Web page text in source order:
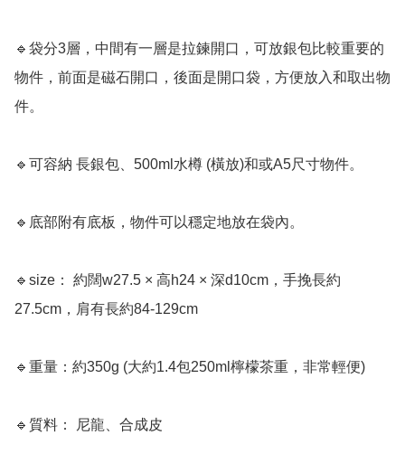
🔹袋分3層，中間有一層是拉鍊開口，可放銀包比較重要的
物件，前面是磁石開口，後面是開口袋，方便放入和取出物
件。
🔹可容納 長銀包、500ml水樽 (橫放)和或A5尺寸物件。
🔹底部附有底板，物件可以穩定地放在袋內。
🔹size： 約闊w27.5 × 高h24 × 深d10cm，手挽長約
27.5cm，肩有長約84-129cm
🔹重量：約350g (大約1.4包250ml檸檬茶重，非常輕便)
🔹質料： 尼龍、合成皮